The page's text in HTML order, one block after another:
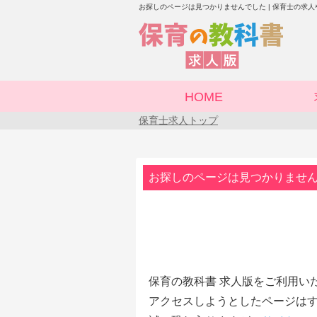
お探しのページは見つかりませんでした | 保育士の求
HOME
保育士求人トップ
お探しのページは見つかりませ
保育の教科書 求人版をご利用い
アクセスしようとしたページは